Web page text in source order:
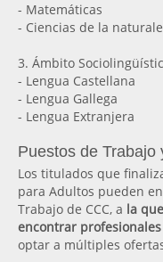
- Matemáticas
- Ciencias de la
3. Ámbito
- Lengua Castellana
- Lengua Gallega
- Lengua Extranjera
Puestos de Trabajo
Los titulados que
para Adultos pueden
Trabajo de CCC, a la
encontrar
optar a múltiples